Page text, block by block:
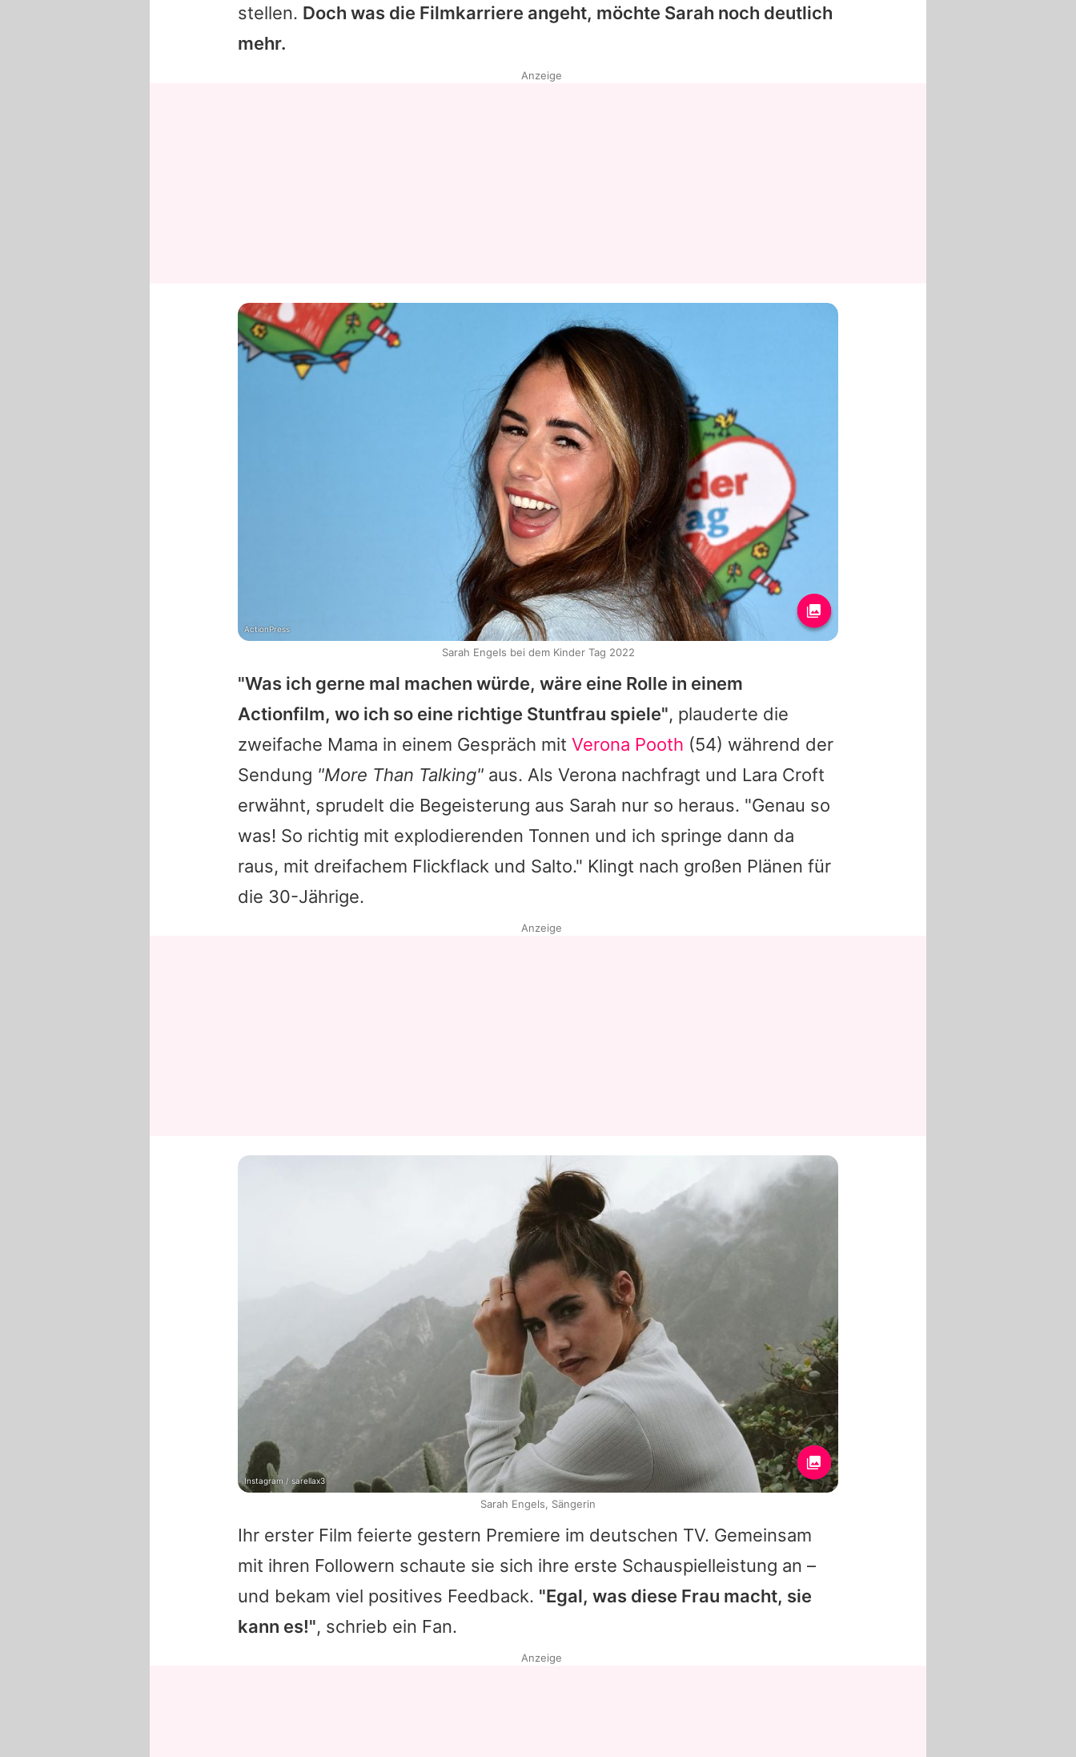
stellen. Doch was die Filmkarriere angeht, möchte Sarah noch deutlich
mehr.
"Was ich gerne mal machen würde, wäre eine Rolle in einem
Actionfilm, wo ich so eine richtige Stuntfrau spiele", plauderte die
zweifache Mama in einem Gespräch mit Verona Pooth (54) während der
Sendung "More Than Talking" aus. Als Verona nachfragt und Lara Croft
erwähnt, sprudelt die Begeisterung aus Sarah nur so heraus. "Genau so
was! So richtig mit explodierenden Tonnen und ich springe dann da
raus, mit dreifachem Flickflack und Salto." Klingt nach großen Plänen für
die 30-Jährige.
Ihr erster Film feierte gestern Premiere im deutschen TV. Gemeinsam
mit ihren Followern schaute sie sich ihre erste Schauspielleistung an –
und bekam viel positives Feedback. "Egal, was diese Frau macht, sie
kann es!", schrieb ein Fan.
Anzeige
ActionPress
Sarah Engels bei dem Kinder Tag 2022
Anzeige
Instagram / sarellax3
Sarah Engels, Sängerin
Anzeige